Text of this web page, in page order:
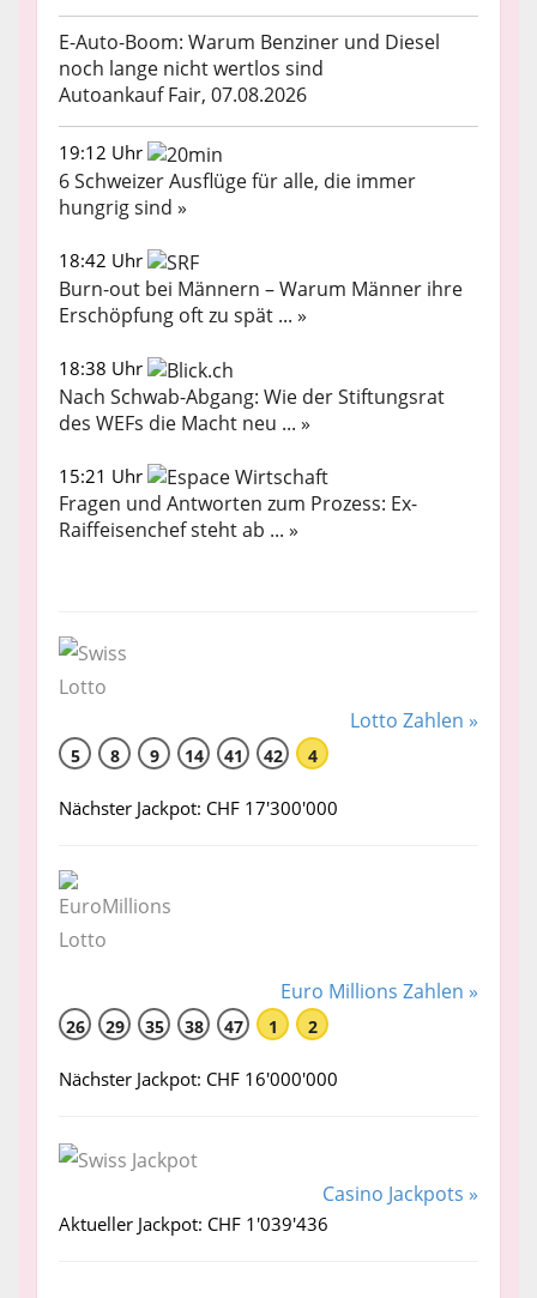
E-Auto-Boom: Warum Benziner und Diesel
noch lange nicht wertlos sind
Autoankauf Fair, 07.08.2026
19:12 Uhr
6 Schweizer Ausflüge für alle, die immer
hungrig sind »
18:42 Uhr
Burn-out bei Männern – Warum Männer ihre
Erschöpfung oft zu spät ... »
18:38 Uhr
Nach Schwab-Abgang: Wie der Stiftungsrat
des WEFs die Macht neu ... »
15:21 Uhr
Fragen und Antworten zum Prozess: Ex-
Raiffeisenchef steht ab ... »
Lotto Zahlen »
5 8 9 14 41 42 4
Nächster Jackpot: CHF 17'300'000
Euro Millions Zahlen »
26 29 35 38 47 1 2
Nächster Jackpot: CHF 16'000'000
Casino Jackpots »
Aktueller Jackpot: CHF 1'039'436